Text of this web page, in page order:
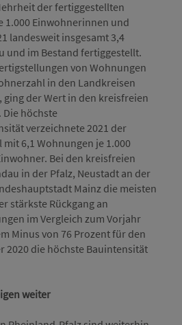
der fertiggestellten
1.000 Einwohnerinnen und
landesweit insgesamt 3,4
und im Bestand fertiggestellt.
von Wohnungen
in den Landkreisen
der Wert in den kreisfreien
Die höchste
verzeichnete 2021 der
6,1 Wohnungen je 1.000
Bei den kreisfreien
in der Pfalz, Neustadt an der
Mainz die meisten
stärkste Rückgang an
im Vergleich zum Vorjahr
Minus von 76 Prozent für den
2020 die höchste Bauintensität
weiter